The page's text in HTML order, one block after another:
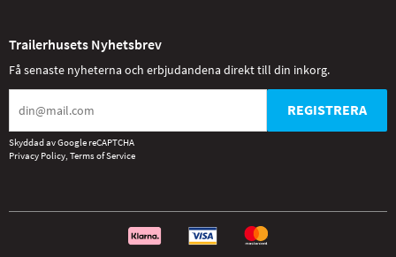
Trailerhusets Nyhetsbrev
Få senaste nyheterna och erbjudandena direkt till din inkorg.
REGISTRERA
Skyddad av Google reCAPTCHA
Privacy Policy, Terms of Service